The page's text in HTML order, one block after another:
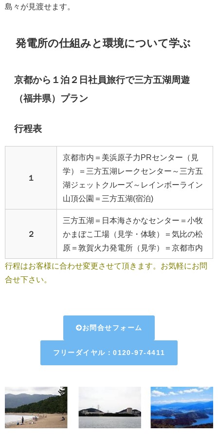
島々が見渡せます。
発電所の仕組みと環境について学ぶ
京都から１泊２日社員旅行で三方五湖周遊
（福井県）プラン
行程表
１
京都市内＝美浜原子力PRセンター（見
学）＝三方五湖レークセンター～三方五
湖ジェットクルーズ～レインボーライン
山頂公園＝三方五湖(宿泊)
２
三方五湖＝日本海さかなセンター＝小牧
かまぼこ工場（見学・体験）＝気比の松
原＝敦賀火力発電所（見学）＝京都市内
行程はお客様に合わせ変更させて頂きます。お気軽にお問
合せ下さい。
お問合せフォーム
フリーダイヤル：0120-97-4411